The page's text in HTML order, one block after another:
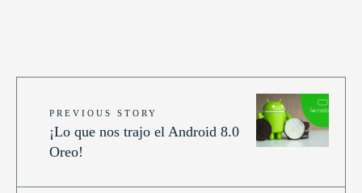
PREVIOUS STORY
¡Lo que nos trajo el Android 8.0
Oreo!